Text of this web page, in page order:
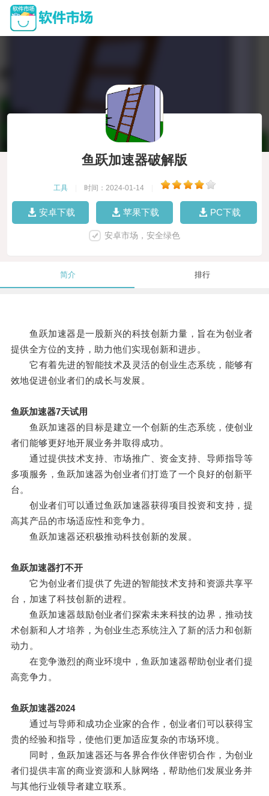
鱼跃加速器破解版
工具 时间：2024-01-14
安卓下载 苹果下载 PC下载
安卓市场，安全绿色
简介 排行
鱼跃加速器是一股新兴的科技创新力量，旨在为创业者
提供全方位的支持，助力他们实现创新和进步。
它有着先进的智能技术及灵活的创业生态系统，能够有
效地促进创业者们的成长与发展。
鱼跃加速器7天试用
鱼跃加速器的目标是建立一个创新的生态系统，使创业
者们能够更好地开展业务并取得成功。
通过提供技术支持、市场推广、资金支持、导师指导等
多项服务，鱼跃加速器为创业者们打造了一个良好的创新平
台。
创业者们可以通过鱼跃加速器获得项目投资和支持，提
高其产品的市场适应性和竞争力。
鱼跃加速器还积极推动科技创新的发展。
鱼跃加速器打不开
它为创业者们提供了先进的智能技术支持和资源共享平
台，加速了科技创新的进程。
鱼跃加速器鼓励创业者们探索未来科技的边界，推动技
术创新和人才培养，为创业生态系统注入了新的活力和创新
动力。
在竞争激烈的商业环境中，鱼跃加速器帮助创业者们提
高竞争力。
鱼跃加速器2024
通过与导师和成功企业家的合作，创业者们可以获得宝
贵的经验和指导，使他们更加适应复杂的市场环境。
同时，鱼跃加速器还与各界合作伙伴密切合作，为创业
者们提供丰富的商业资源和人脉网络，帮助他们发展业务并
与其他行业领导者建立联系。